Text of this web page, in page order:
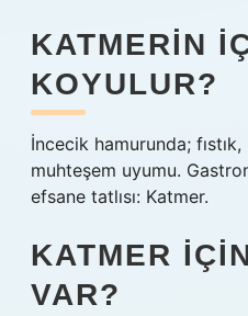
KATMERIN
KOYULUR?
İncecik hamurunda;
muhteşem uyumu.
efsane tatlısı: Katmer.
KATMER
VAR?